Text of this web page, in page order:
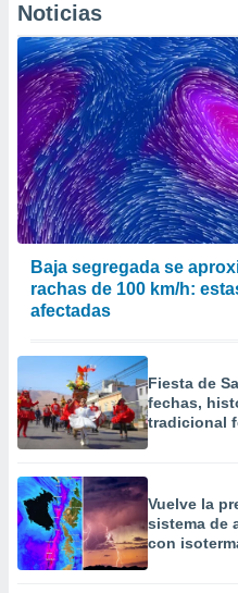
Noticias
Baja segregada se
rachas de 100 km/h:
afectadas
Fiesta de
fechas,
tradicional
Vuelve la
sistema de
con